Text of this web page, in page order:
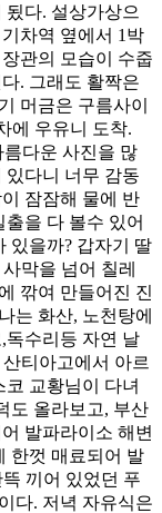
다. 설상가상으
차역 옆에서 1박
관의 모습이 수줍
. 그래도 활짝은
머금은 구름사이
에 우유니 도착.
다운 사진을 많
있다니 너무 감동
잠잠해 물에 반
을 다 볼수 있어
있을까? 갑자기 딸
막을 넘어 칠레
깎여 만들어진 진
는 화산, 노천탕에
독수리등 자연 날
티아고에서 아르
교황님이 다녀
도 올라보고, 부산
발파라이소 해변
한껏 매료되어 발
끼어 있었던 푸
다. 저녁 자유식은